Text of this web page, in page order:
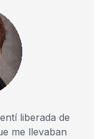
liberada de
me llevaban